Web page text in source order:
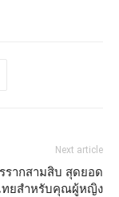
Next article
รากสามสิบ สุดยอด
ทยสำหรับคุณผู้หญิง